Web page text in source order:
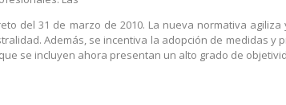
del 31 de marzo de 2010. La nueva normativa
Además, se incentiva la adopción de medidas
se incluyen ahora presentan un alto grado de